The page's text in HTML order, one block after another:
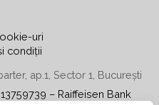
uri
condiții
ap.1, Sector 1, București
– Raiffeisen Bank